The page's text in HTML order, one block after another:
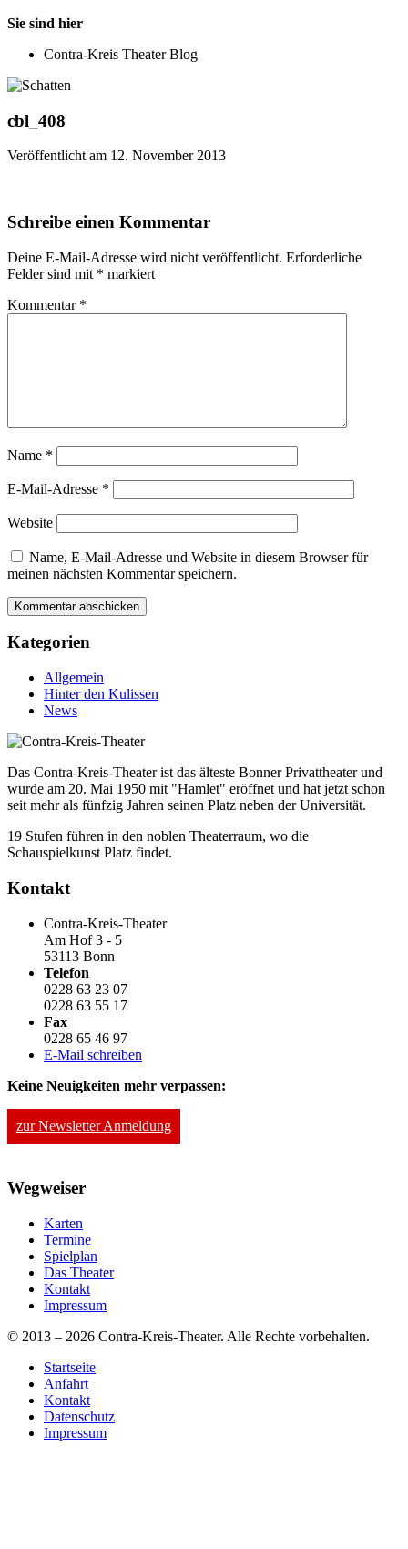
Sie sind hier
Contra-Kreis Theater Blog
cbl_408
Veröffentlicht am 12. November 2013
Schreibe einen Kommentar
Deine E-Mail-Adresse wird nicht veröffentlicht. Erforderliche
Felder sind mit * markiert
Kommentar *
Name *
E-Mail-Adresse *
Website
Name, E-Mail-Adresse und Website in diesem Browser für
meinen nächsten Kommentar speichern.
Kategorien
Allgemein
Hinter den Kulissen
News
Das Contra-Kreis-Theater ist das älteste Bonner Privattheater und
wurde am 20. Mai 1950 mit "Hamlet" eröffnet und hat jetzt schon
seit mehr als fünfzig Jahren seinen Platz neben der Universität.
19 Stufen führen in den noblen Theaterraum, wo die
Schauspielkunst Platz findet.
Kontakt
Contra-Kreis-Theater
Am Hof 3 - 5
53113 Bonn
Telefon
0228 63 23 07
0228 63 55 17
Fax
0228 65 46 97
E-Mail schreiben
Keine Neuigkeiten mehr verpassen:
zur Newsletter Anmeldung
Wegweiser
Karten
Termine
Spielplan
Das Theater
Kontakt
Impressum
© 2013 – 2026 Contra-Kreis-Theater. Alle Rechte vorbehalten.
Startseite
Anfahrt
Kontakt
Datenschutz
Impressum